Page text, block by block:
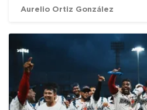
Aurelio Ortiz González